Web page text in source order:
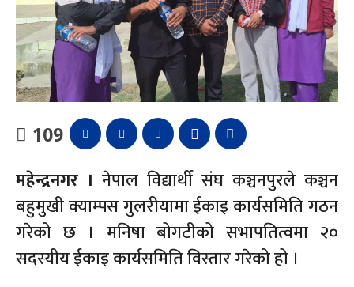
109
महेन्द्रनगर । नेपाल विद्यार्थी संघ कञ्चनपुरले कञ्चन
बहुमुखी क्याम्पस गुलरीयामा ईकाइ कार्यसमिति गठन
गरेको छ । मनिषा बोगटीको सभापतित्वमा २०
सदस्यीय ईकाइ कार्यसमिति विस्तार गरेको हो ।